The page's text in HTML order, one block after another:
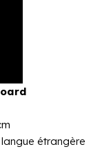
étrangère